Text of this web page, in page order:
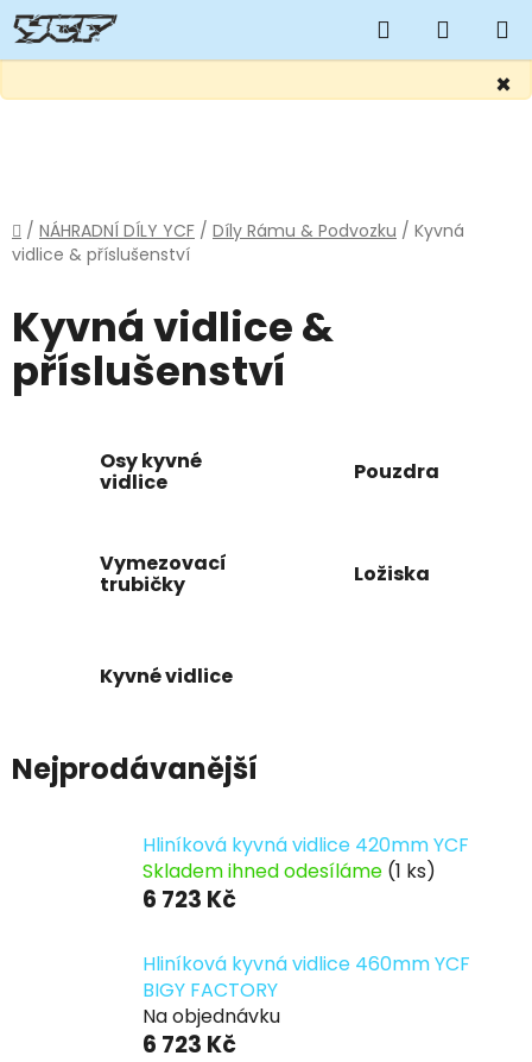
×
Hledat
KOŠÍK
Domů
/ NÁHRADNÍ DÍLY YCF / Díly Rámu & Podvozku / Kyvná
vidlice & příslušenství
Kyvná vidlice &
příslušenství
Osy kyvné
vidlice Pouzdra
Vymezovací
trubičky Ložiska
Kyvné vidlice
Nejprodávanější
Hliníková kyvná vidlice 420mm YCF
Skladem ihned odesíláme (1 ks)
6 723 Kč
Hliníková kyvná vidlice 460mm YCF
BIGY FACTORY
Na objednávku
6 723 Kč